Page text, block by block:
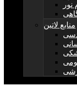
نور
منابع لاتین